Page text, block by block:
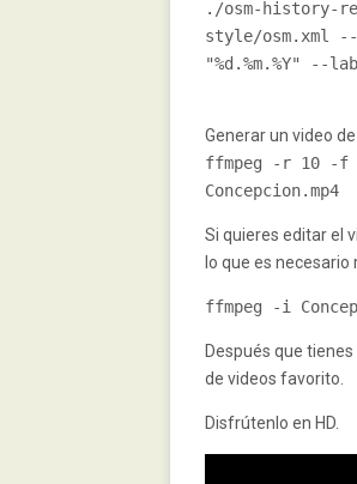
./osm- history-
style/osm. xml --
"%d.%m.%Y"
--
Generar un video
ffmpeg
- r 10 -f
Concepcion.mp4
Si quieres editar el
lo que es
ffmpeg -i
Después que
de videos favorito.
Disfrútenlo en HD.